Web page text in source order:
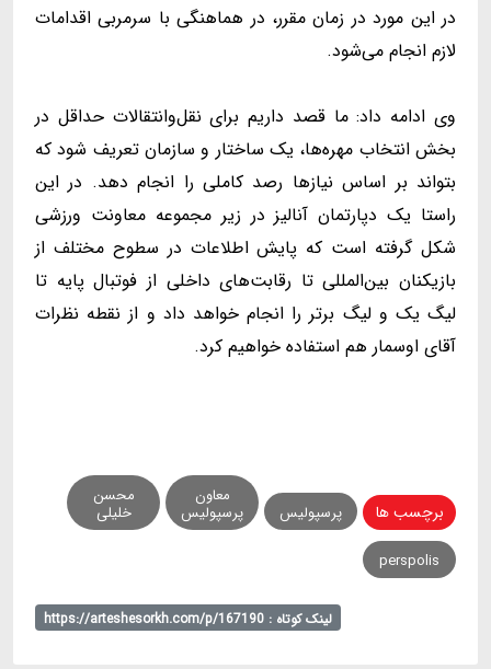
در این مورد در زمان مقرر، در هماهنگی با سرمربی اقدامات
لازم انجام می‌شود.
وی ادامه داد: ما قصد داریم برای نقل‌وانتقالات حداقل در
بخش انتخاب مهره‌ها، یک ساختار و سازمان تعریف شود که
بتواند بر اساس نیازها رصد کاملی را انجام دهد. در این
راستا یک دپارتمان آنالیز در زیر مجموعه معاونت ورزشی
شکل گرفته است که پایش اطلاعات در سطوح مختلف از
بازیکنان بین‌المللی تا رقابت‌های داخلی از فوتبال پایه تا
لیگ یک و لیگ برتر را انجام خواهد داد و از نقطه نظرات
آقای اوسمار هم استفاده خواهیم کرد.
برچسب ها پرسپولیس
معاون
پرسپولیس
محسن
خلیلی
perspolis
لینک کوتاه : https://arteshesorkh.com/p/167190